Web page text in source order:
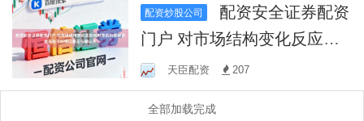
配资炒股公司
门户 对市场结构变化反应相
对滞后的稳健资金在处于行
情以修正与确认交
天臣配资 207
全部加载完成